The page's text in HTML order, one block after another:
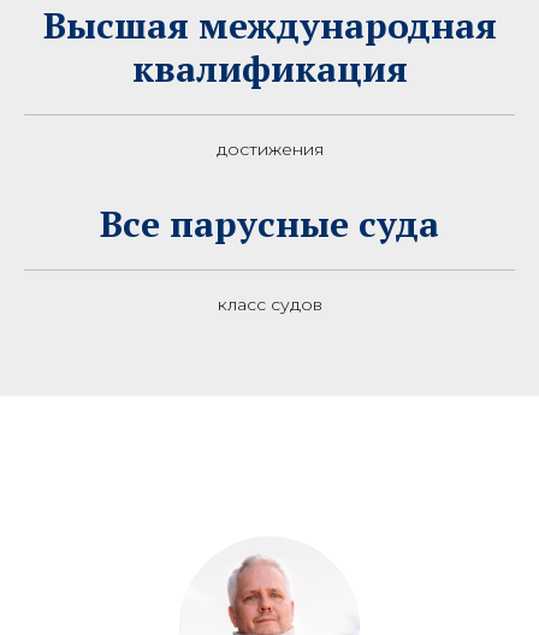
Высшая международная
квалификация
достижения
Все парусные суда
класс судов